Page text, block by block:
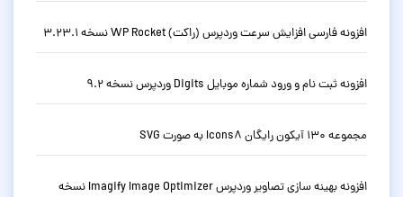
افزونه فارسی افزایش سرعت وردپرس (راکت) WP Rocket نسخه 3.23.1
افزونه ثبت نام و ورود شماره موبایل Digits وردپرس نسخه 9.2
مجموعه 130 آیکون رایگان Icons8 به صورت SVG
افزونه بهینه سازی تصاویر وردپرس Imagify Image Optimizer نسخه